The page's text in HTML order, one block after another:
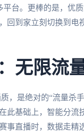
平台。更棒的是，
回到家立刻切换到电
无限流
，是绝对的“流量杀
此基础上，智能分
事直播时，数据走